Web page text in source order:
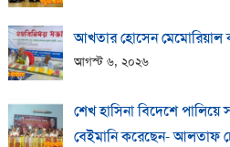
আখতার হোসেন মেমোরিয়াল
আগস্ট ৬, ২০২৬
শেখ হাসিনা বিদেশে পালিয়ে
বেইমানি করেছেন- আলতাফ